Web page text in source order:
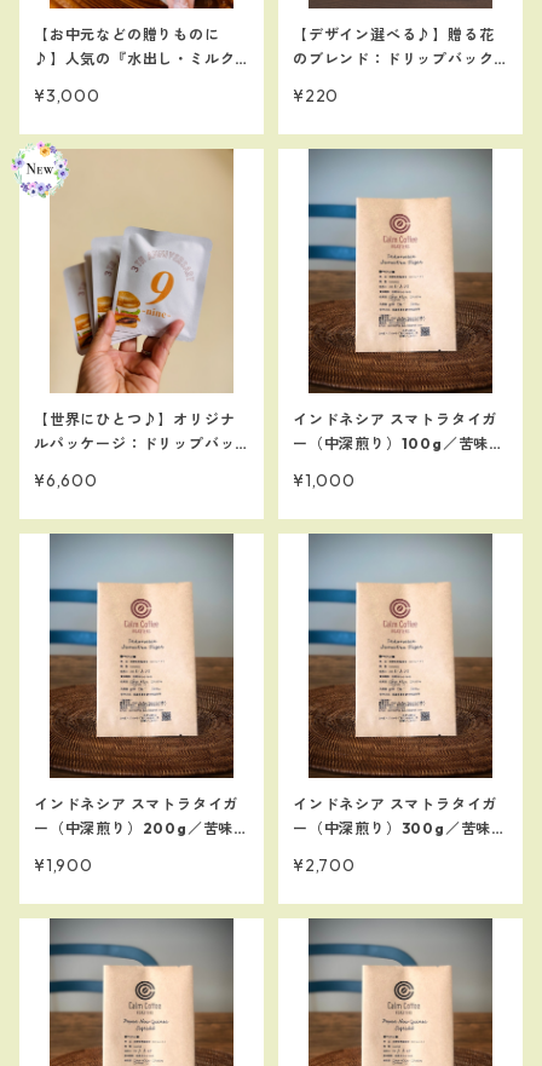
【お中元などの贈りものに
♪】人気の『水出し・ミルク
ックの送料無料セット』
¥3,000
【デザイン選べる♪】贈る花
のブレンド：ドリップバック1
¥220
【世界にひとつ♪】オリジナ
ルパッケージ：ドリップバッ
¥6,600
インドネシア スマトラタイガ
ー（中深煎り）100g／苦味、
¥1,000
インドネシア スマトラタイガ
ー（中深煎り）200g／苦味、
¥1,900
インドネシア スマトラタイガ
ー（中深煎り）300g／苦味、
¥2,700